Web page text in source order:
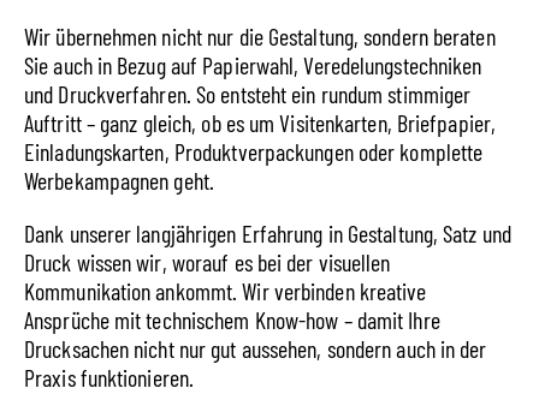
Wir übernehmen nicht nur die Gestaltung, sondern beraten
Sie auch in Bezug auf Papierwahl, Veredelungstechniken
und Druckverfahren. So entsteht ein rundum stimmiger
Auftritt – ganz gleich, ob es um Visitenkarten, Briefpapier,
Einladungskarten, Produktverpackungen oder komplette
Werbekampagnen geht.
Dank unserer langjährigen Erfahrung in Gestaltung, Satz und
Druck wissen wir, worauf es bei der visuellen
Kommunikation ankommt. Wir verbinden kreative
Ansprüche mit technischem Know-how – damit Ihre
Drucksachen nicht nur gut aussehen, sondern auch in der
Praxis funktionieren.